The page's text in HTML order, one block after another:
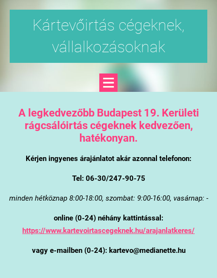
Kártevőirtás cégeknek,
vállalkozásoknak
A legkedvezőbb Budapest 19. Kerületi
rágcsálóirtás cégeknek kedvezően,
hatékonyan.
Kérjen ingyenes árajánlatot akár azonnal telefonon:
Tel: 06-30/247-90-75
minden hétköznap 8:00-18:00, szombat: 9:00-16:00, vasárnap: -
online (0-24) néhány kattintással:
https://www.kartevoirtascegeknek.hu/arajanlatkeres/
vagy e-mailben (0-24): kartevo@medianette.hu